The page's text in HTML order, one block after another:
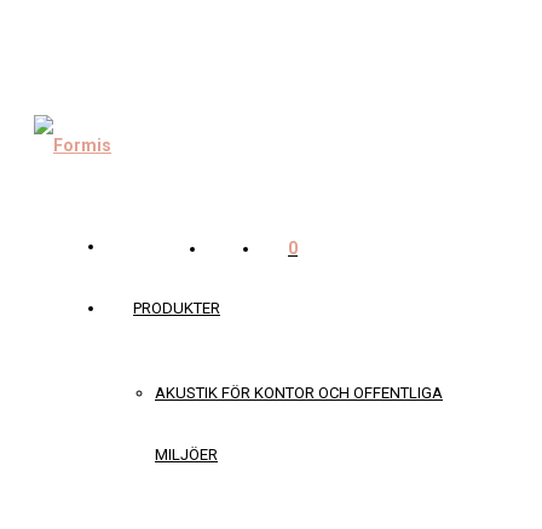
PRODUKTER
AKUSTIK FÖR KONTOR OCH OFFENTLIGA
MILJÖER
0